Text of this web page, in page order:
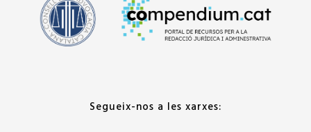
Segueix-nos a les xarxes: